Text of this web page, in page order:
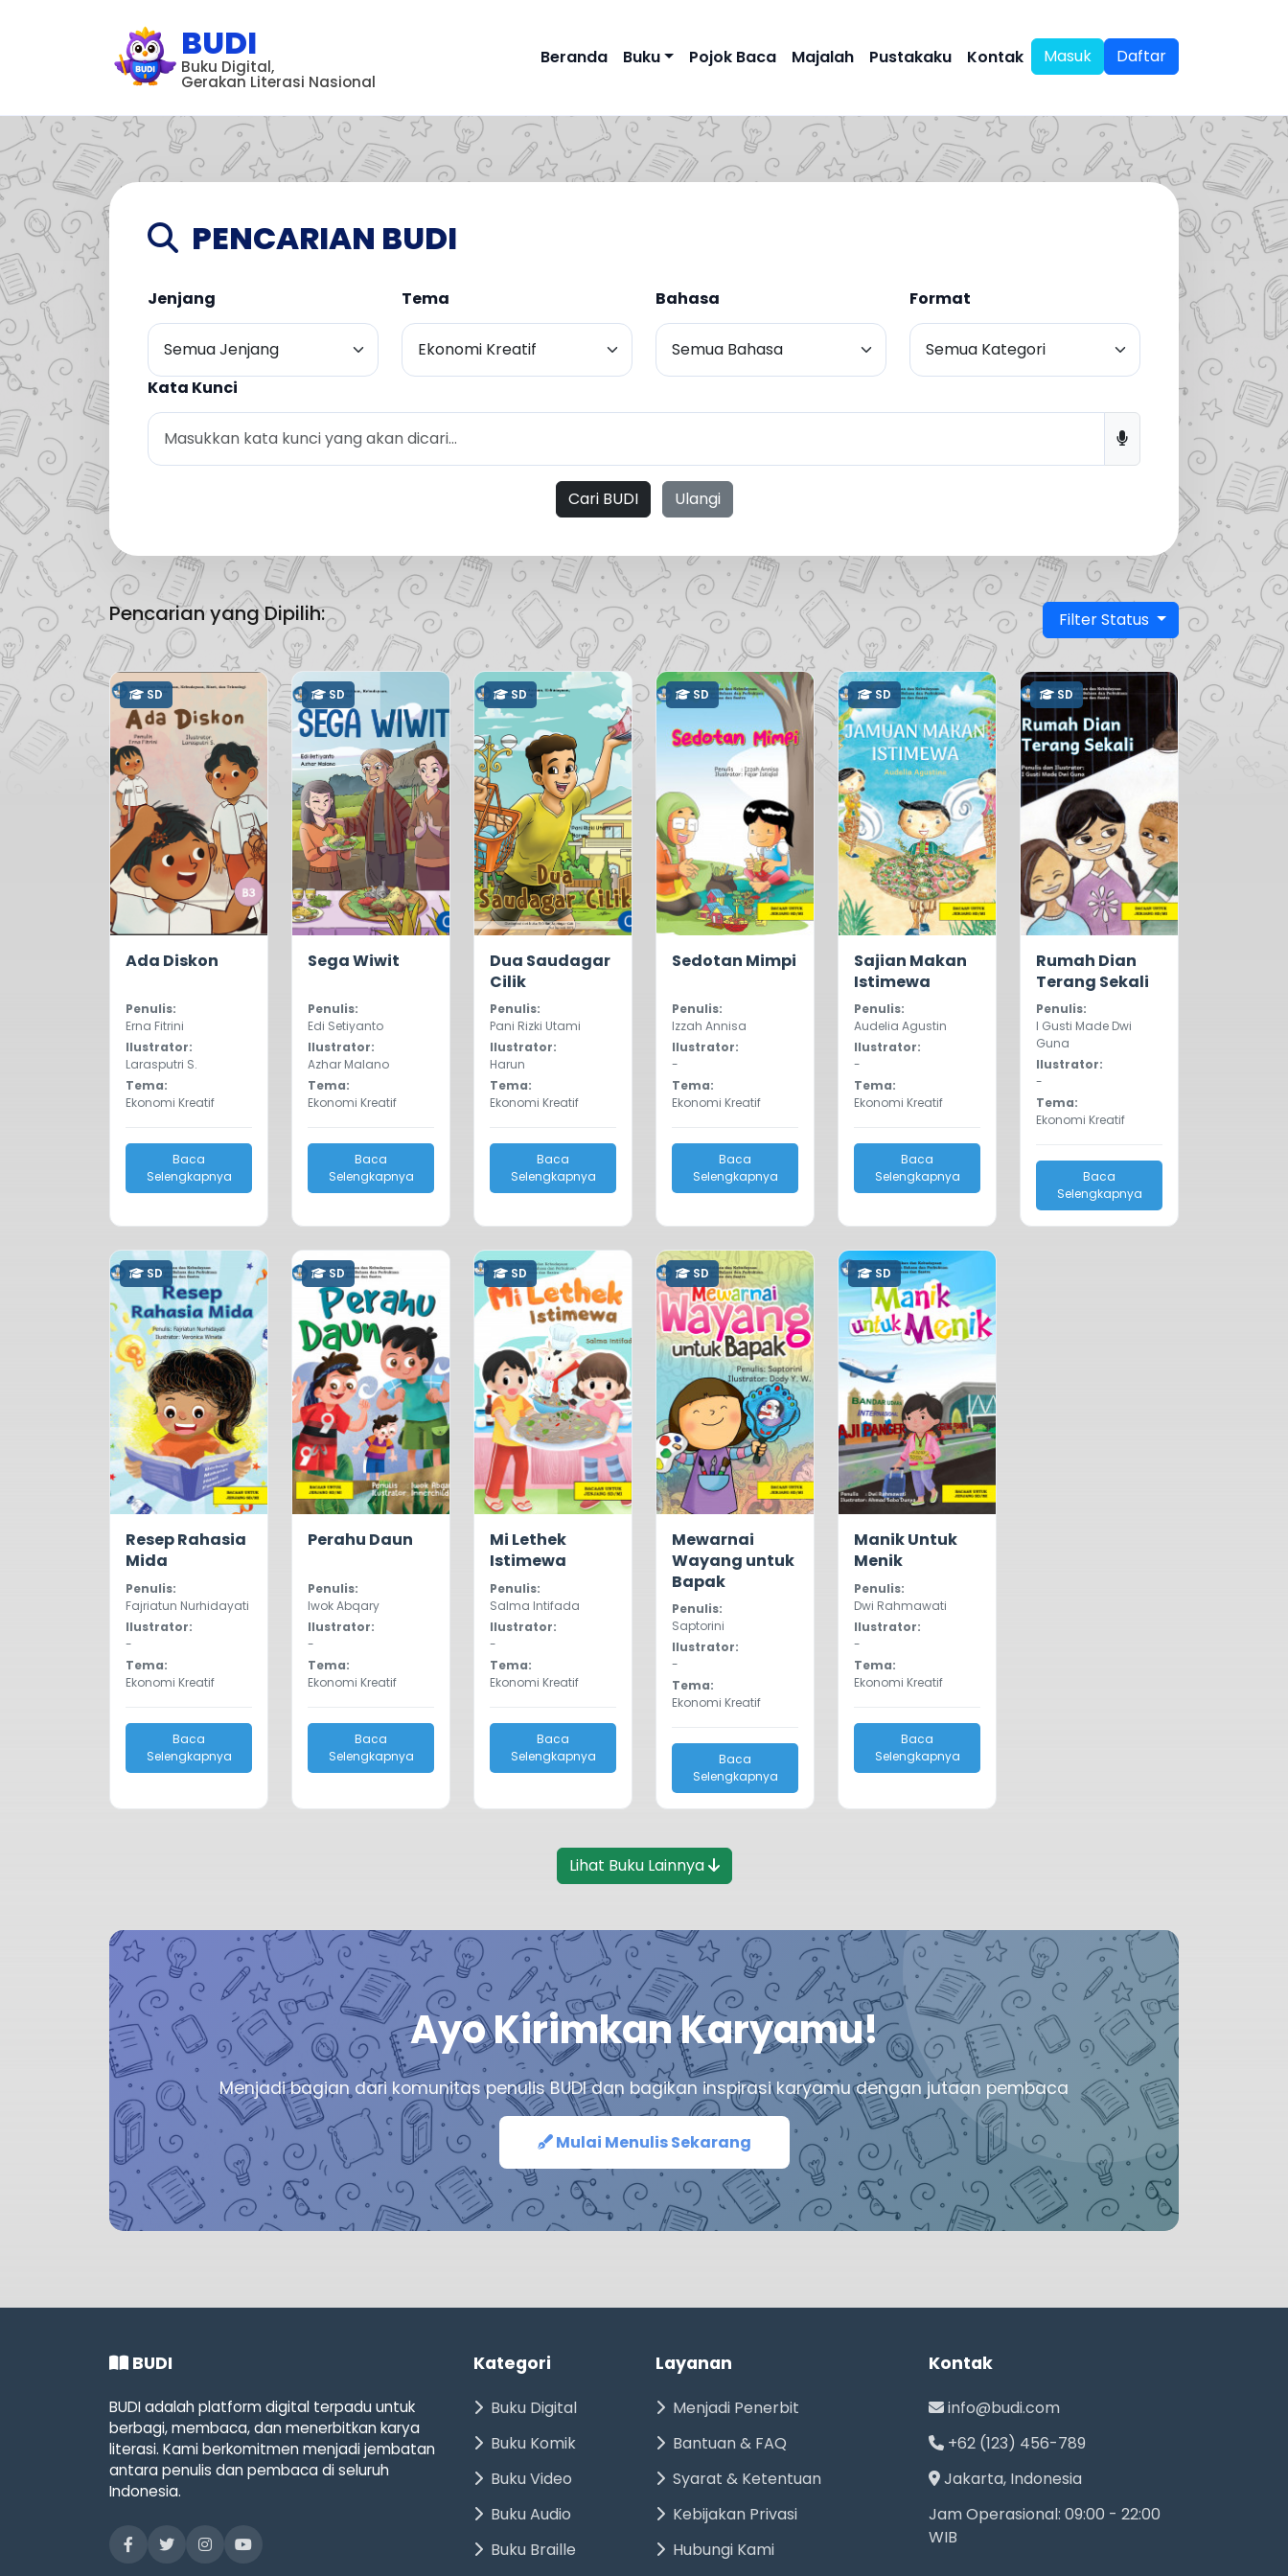
BUDI
Buku Digital,
Gerakan Literasi Nasional
Beranda Buku Pojok Baca Majalah Pustakaku Kontak Masuk Daftar
PENCARIAN BUDI
Jenjang Tema Bahasa Format
Kata Kunci
Cari BUDI Ulangi
Pencarian yang Dipilih: Filter Status
SD
Ada Diskon
Penulis:
Erna Fitrini
Ilustrator:
Larasputri S.
Tema:
Ekonomi Kreatif
Baca
Selengkapnya
SD
Sega Wiwit
Penulis:
Edi Setiyanto
Ilustrator:
Azhar Malano
Tema:
Ekonomi Kreatif
Baca
Selengkapnya
SD
Dua Saudagar
Cilik
Penulis:
Pani Rizki Utami
Ilustrator:
Harun
Tema:
Ekonomi Kreatif
Baca
Selengkapnya
SD
Sedotan Mimpi
Penulis:
Izzah Annisa
Ilustrator:
-
Tema:
Ekonomi Kreatif
Baca
Selengkapnya
SD
Sajian Makan
Istimewa
Penulis:
Audelia Agustin
Ilustrator:
-
Tema:
Ekonomi Kreatif
Baca
Selengkapnya
SD
Rumah Dian
Terang Sekali
Penulis:
I Gusti Made Dwi
Guna
Ilustrator:
-
Tema:
Ekonomi Kreatif
Baca
Selengkapnya
SD
Resep Rahasia
Mida
Penulis:
Fajriatun Nurhidayati
Ilustrator:
-
Tema:
Ekonomi Kreatif
Baca
Selengkapnya
SD
Perahu Daun
Penulis:
Iwok Abqary
Ilustrator:
-
Tema:
Ekonomi Kreatif
Baca
Selengkapnya
SD
Mi Lethek
Istimewa
Penulis:
Salma Intifada
Ilustrator:
-
Tema:
Ekonomi Kreatif
Baca
Selengkapnya
SD
Mewarnai
Wayang untuk
Bapak
Penulis:
Saptorini
Ilustrator:
-
Tema:
Ekonomi Kreatif
Baca
Selengkapnya
SD
Manik Untuk
Menik
Penulis:
Dwi Rahmawati
Ilustrator:
-
Tema:
Ekonomi Kreatif
Baca
Selengkapnya
Lihat Buku Lainnya
Ayo Kirimkan Karyamu!
Menjadi bagian dari komunitas penulis BUDI dan bagikan inspirasi karyamu dengan jutaan pembaca
Mulai Menulis Sekarang
BUDI
BUDI adalah platform digital terpadu untuk
berbagi, membaca, dan menerbitkan karya
literasi. Kami berkomitmen menjadi jembatan
antara penulis dan pembaca di seluruh
Indonesia.
Kategori
Buku Digital
Buku Komik
Buku Video
Buku Audio
Buku Braille
Layanan
Menjadi Penerbit
Bantuan & FAQ
Syarat & Ketentuan
Kebijakan Privasi
Hubungi Kami
Kontak
info@budi.com
+62 (123) 456-789
Jakarta, Indonesia
Jam Operasional: 09:00 - 22:00
WIB